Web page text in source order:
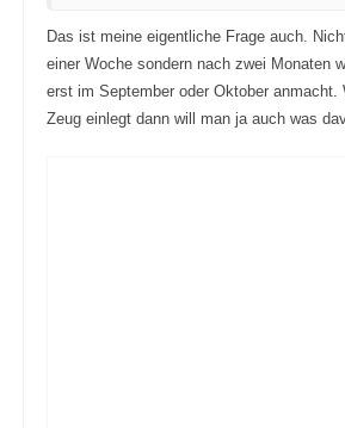
Das ist meine eigentliche Frage auch.
einer Woche sondern nach zwei Monaten
erst im September oder Oktober anmacht.
Zeug einlegt dann will man ja auch was